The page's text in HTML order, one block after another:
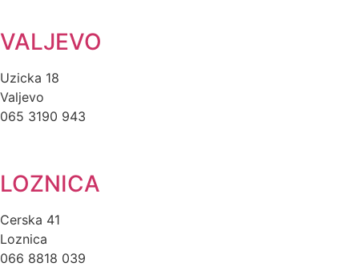
VALJEVO
Uzicka 18
Valjevo
065 3190 943
LOZNICA
Cerska 41
Loznica
066 8818 039